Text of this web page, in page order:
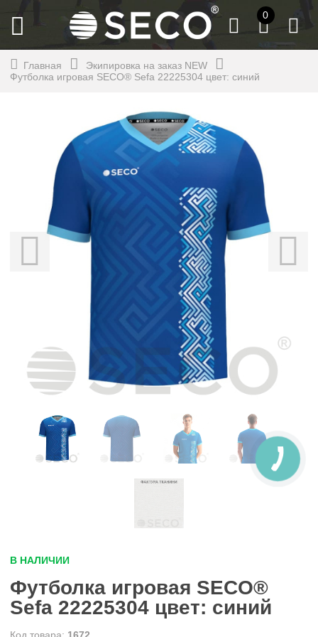
0
Главная
Экипировка на заказ NEW
Футболка игровая SECO® Sefa 22225304 цвет: синий
В НАЛИЧИИ
Футболка игровая SECO®
Sefa 22225304 цвет: синий
1672